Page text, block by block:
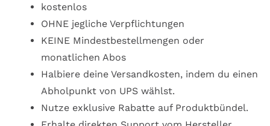
kostenlos
OHNE jegliche Verpflichtungen
KEINE Mindestbestellmengen oder
monatlichen Abos
Halbiere deine Versandkosten, indem du einen
Abholpunkt von UPS wählst.
Nutze exklusive Rabatte auf Produktbündel.